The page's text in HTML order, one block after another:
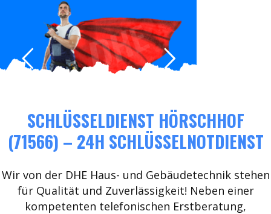
SCHLÜSSELDIENST HÖRSCHHOF
(71566) – 24H SCHLÜSSELNOTDIENST
Wir von der DHE Haus- und Gebäudetechnik stehen
für Qualität und Zuverlässigkeit! Neben einer
kompetenten telefonischen Erstberatung,